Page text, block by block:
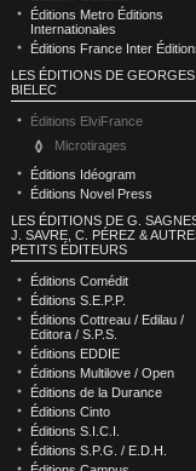
Éditions Metro Éditions
Internationales
Éditions France Inter
LES ÉDITIONS DE GEORGES
BIELEC
Éditions ElviFrance
Microtirages
Éditions Idéogram
Éditions Novel Press
LES ÉDITIONS DE G.
J. SAVRE, C. PÉREZ &
PETITS ÉDITEURS
Éditions Comédit
Éditions S.E.P.P.
Éditions Cottreau / Edilau /
Editora / S.P.S.
Éditions EDDIE
Éditions Multilove / Open
Éditions de la Durance
Éditions Cinto
Éditions S.I.C.I.
Éditions S.P.G. / E.D.H.